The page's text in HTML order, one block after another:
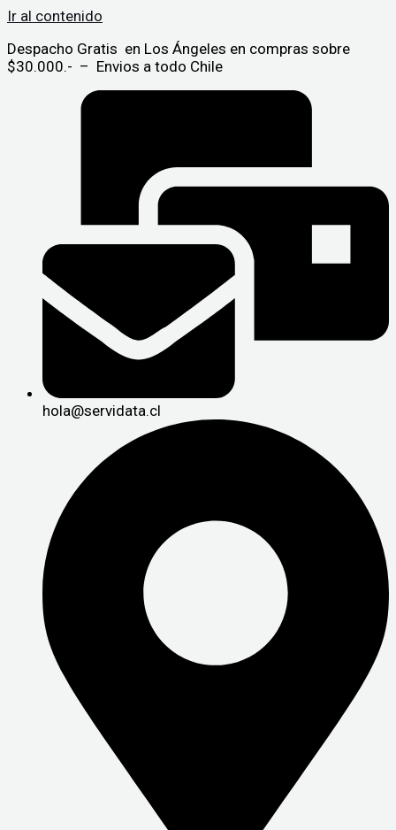
Ir al contenido
Despacho Gratis en Los Ángeles en compras sobre
$30.000.- – Envios a todo Chile
hola@servidata.cl